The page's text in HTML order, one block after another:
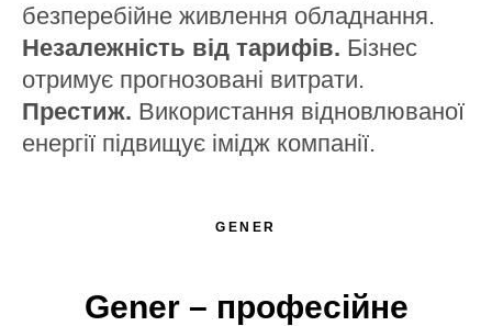
безперебійне живлення обладнання.
Незалежність від тарифів. Бізнес
отримує прогнозовані витрати.
Престиж. Використання відновлюваної
енергії підвищує імідж компанії.
GENER
Gener – професійне